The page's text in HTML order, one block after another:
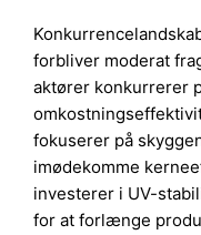
forbliver moderat
aktører konkurrerer
fokuserer på
imødekomme
investerer i UV-
for at forlænge